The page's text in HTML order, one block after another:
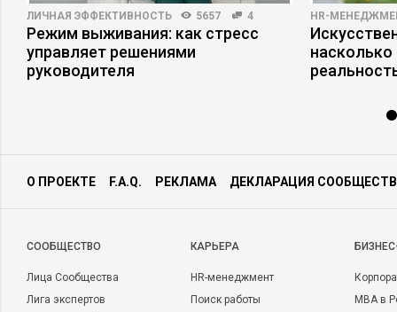
ЛИЧНАЯ ЭФФЕКТИВНОСТЬ 5657 4
Режим выживания: как стресс
управляет решениями
руководителя
HR-
О ПРОЕКТЕ F.A.Q. РЕКЛАМА ДЕКЛАРАЦИЯ
CООБЩЕСТВО
Лица Сообщества
Лига экспертов
КАРЬЕРА
HR-менеджмент
Поиск работы
MBA в